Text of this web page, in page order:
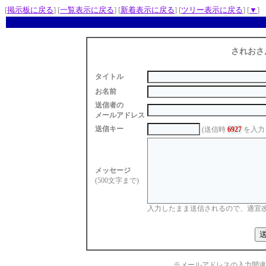
[掲示板に戻る] [一覧表示に戻る] [新着表示に戻る] [ツリー表示に戻る] [▼ ]
されおさ
タイトル
お名前
送信者の
メールアドレス
送信キー
(送信時 6927を入力
メッセージ
(500文字まで)
入力したまま送信されるので、適宜